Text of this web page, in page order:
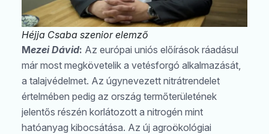
Héjja Csaba szenior elemző
Mezei Dávid: Az európai uniós előírások ráadásul
már most megkövetelik a vetésforgó alkalmazását,
a talajvédelmet. Az úgynevezett nitrátrendelet
értelmében pedig az ország termőterületének
jelentős részén korlátozott a nitrogén mint
hatóanyag kibocsátása. Az új agroökológiai